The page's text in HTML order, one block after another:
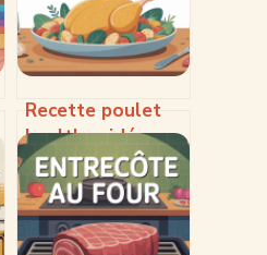
Recette poulet
healthy : idées
simples, légères
et gourmandes